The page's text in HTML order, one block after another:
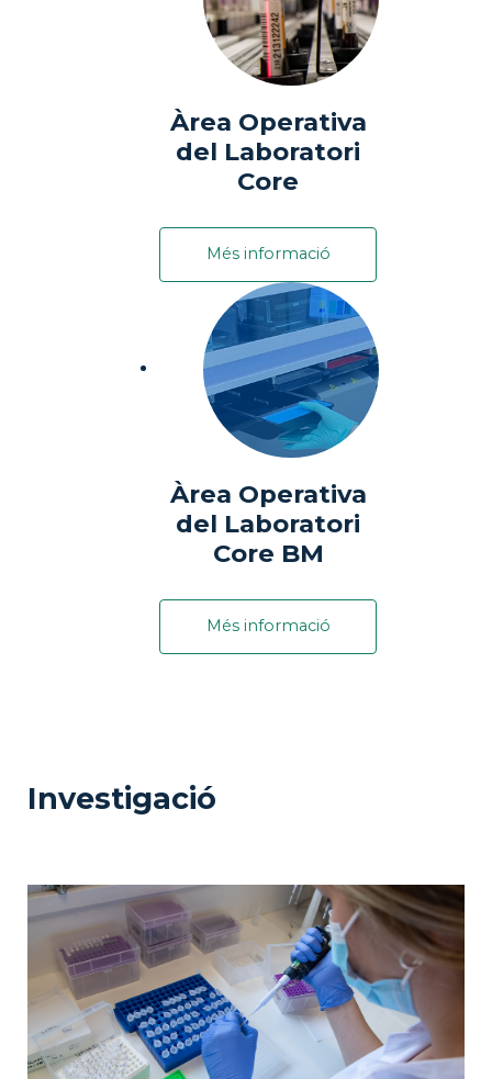
Àrea Operativa
del Laboratori
Core
Més informació
Àrea Operativa
del Laboratori
Core BM
Més informació
Investigació